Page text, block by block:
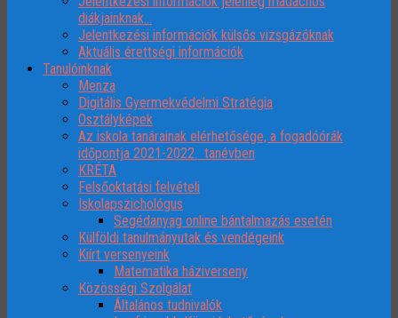
diákjainknak…
Jelentkezési információk külsős vizsgázóknak
Aktuális érettségi információk
Tanulóinknak
Menza
Digitális Gyermekvédelmi Stratégia
Osztályképek
Az iskola tanárainak elérhetősége, a fogadóórák
időpontja 2021-2022. tanévben
KRÉTA
Felsőoktatási felvételi
Iskolapszichológus
Segédanyag online bántalmazás esetén
Külföldi tanulmányutak és vendégeink
Kiírt versenyeink
Matematika háziverseny
Közösségi Szolgálat
Általános tudnivalók